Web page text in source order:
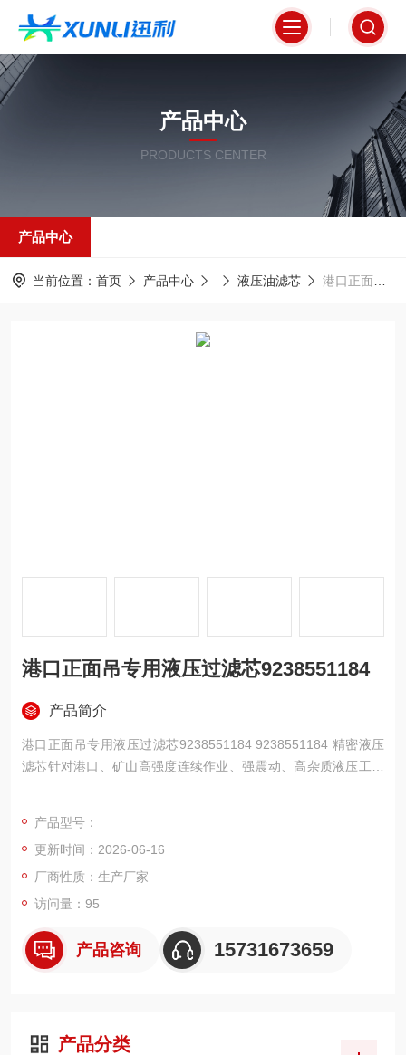
产品中心
PRODUCTS CENTER
产品中心
当前位置： 首页 产品中心 液压油滤芯 港口正面吊专用液压过滤芯9238551184
港口正面吊专用液压过滤芯9238551184
产品简介
港口正面吊专用液压过滤芯9238551184 9238551184 精密液压
滤芯针对港口、矿山高强度连续作业、强震动、高杂质液压工况
研发，在精密过滤、结构耐用、密封防护、通用性、长期使用成
液压精密部件，大幅降低设备故障停机与维修支出。
产品型号：
更新时间：2026-06-16
厂商性质：生产厂家
访问量：95
产品咨询 15731673659
产品分类